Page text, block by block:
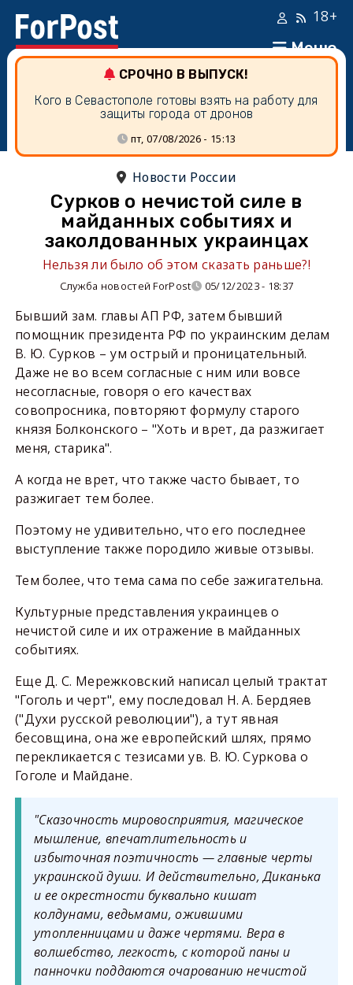
Меню
18+
СРОЧНО В ВЫПУСК!
Кого в Севастополе готовы взять на работу для
защиты города от дронов
пт, 07/08/2026 - 15:13
Новости России
Сурков о нечистой силе в
майданных событиях и
заколдованных украинцах
Нельзя ли было об этом сказать раньше?!
Служба новостей ForPost 05/12/2023 - 18:37
Бывший зам. главы АП РФ, затем бывший
помощник президента РФ по украинским делам
В. Ю. Сурков – ум острый и проницательный.
Даже не во всем согласные с ним или вовсе
несогласные, говоря о его качествах
совопросника, повторяют формулу старого
князя Болконского – "Хоть и врет, да разжигает
меня, старика".
А когда не врет, что также часто бывает, то
разжигает тем более.
Поэтому не удивительно, что его последнее
выступление также породило живые отзывы.
Тем более, что тема сама по себе зажигательна.
Культурные представления украинцев о
нечистой силе и их отражение в майданных
событиях.
Еще Д. С. Мережковский написал целый трактат
"Гоголь и черт", ему последовал Н. А. Бердяев
("Духи русской революции"), а тут явная
бесовщина, она же европейский шлях, прямо
перекликается с тезисами ув. В. Ю. Суркова о
Гоголе и Майдане.
"Сказочность мировосприятия, магическое
мышление, впечатлительность и
избыточная поэтичность — главные черты
украинской души. И действительно, Диканька
и ее окрестности буквально кишат
колдунами, ведьмами, ожившими
утопленницами и даже чертями. Вера в
волшебство, легкость, с которой паны и
панночки поддаются очарованию нечистой